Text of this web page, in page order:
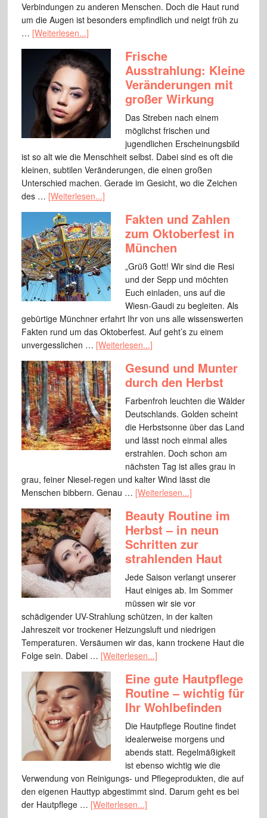
Verbindungen zu anderen Menschen. Doch die Haut rund
um die Augen ist besonders empfindlich und neigt früh zu
… [Weiterlesen...]
Frische
Ausstrahlung: Kleine
Veränderungen mit
großer Wirkung
Das Streben nach einem
möglichst frischen und
jugendlichen Erscheinungsbild
ist so alt wie die Menschheit selbst. Dabei sind es oft die
kleinen, subtilen Veränderungen, die einen großen
Unterschied machen. Gerade im Gesicht, wo die Zeichen
des … [Weiterlesen...]
Fakten und Zahlen
zum Oktoberfest in
München
„Grüß Gott! Wir sind die Resi
und der Sepp und möchten
Euch einladen, uns auf die
Wiesn-Gaudi zu begleiten. Als
gebürtige Münchner erfahrt Ihr von uns alle wissenswerten
Fakten rund um das Oktoberfest. Auf geht’s zu einem
unvergesslichen … [Weiterlesen...]
Gesund und Munter
durch den Herbst
Farbenfroh leuchten die Wälder
Deutschlands. Golden scheint
die Herbstsonne über das Land
und lässt noch einmal alles
erstrahlen. Doch schon am
nächsten Tag ist alles grau in
grau, feiner Niesel-regen und kalter Wind lässt die
Menschen bibbern. Genau … [Weiterlesen...]
Beauty Routine im
Herbst – in neun
Schritten zur
strahlenden Haut
Jede Saison verlangt unserer
Haut einiges ab. Im Sommer
müssen wir sie vor
schädigender UV-Strahlung schützen, in der kalten
Jahreszeit vor trockener Heizungsluft und niedrigen
Temperaturen. Versäumen wir das, kann trockene Haut die
Folge sein. Dabei … [Weiterlesen...]
Eine gute Hautpflege
Routine – wichtig für
Ihr Wohlbefinden
Die Hautpflege Routine findet
idealerweise morgens und
abends statt. Regelmäßigkeit
ist ebenso wichtig wie die
Verwendung von Reinigungs- und Pflegeprodukten, die auf
den eigenen Hauttyp abgestimmt sind. Darum geht es bei
der Hautpflege … [Weiterlesen...]